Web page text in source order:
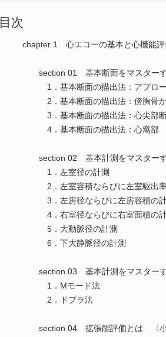
目次
chapter 1 心エコーの基本と心機能評
section 01 基本断面をマスターす
1．基本断面の描出法：アプロー
2．基本断面の描出法：傍胸骨か
3．基本断面の描出法：心尖部
4．基本断面の描出法：心窩部
section 02 基本計測をマスターす
1．左室径の計測
2．左室容積ならびに左室駆出率
3．左房径ならびに左房容積の計
4．右室径ならびに右室面積の計
5．大動脈径の計測
6．下大静脈径の計測
section 03 基本計測をマスターす
1．Mモード法
2．ドプラ法
section 04 拡張能評価とは 〈小